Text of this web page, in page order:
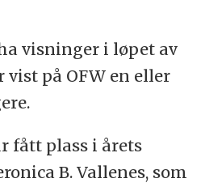
visninger i løpet av
vist på OFW en eller
fått plass i årets
B. Vallenes, som